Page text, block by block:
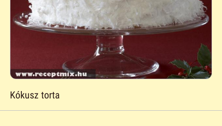
Kókusz torta